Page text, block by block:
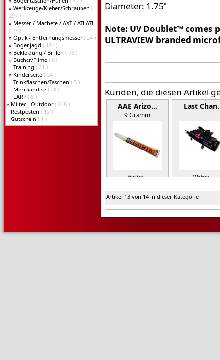
» Werkzeuge/Kleber/Schrauben (
297 )
» Messer / Machete / AXT / ATLATL
( 37 )
» Optik - Entfernungsmesser ( 24 )
» Bogenjagd ( 124 )
» Bekleidung / Brillen ( 73 )
» Bücher/Filme ( 6 )
Training ( 21 )
» Kinderseite ( 24 )
Trinkflaschen/Taschen ( 5 )
Merchandise ( 20 )
LARP ( 8 )
» Miltec - Outdoor ( 248 )
Restposten ( 12 )
Gutschein ( 1 )
Diameter: 1.75"
Note: UV Doublet™ comes
ULTRAVIEW branded
Kunden, die diesen Artikel
AAE Arizo…
9 Gramm
Weiter »
Last
Weiter »
Artikel 13 von 14 in dieser Kategorie